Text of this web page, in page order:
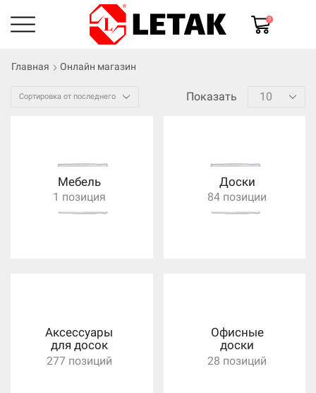
0
Главная Онлайн магазин
Показать
Мебель
1 позиция
Доски
84 позиции
Аксессуары
для досок
277 позиций
Офисные
доски
28 позиций